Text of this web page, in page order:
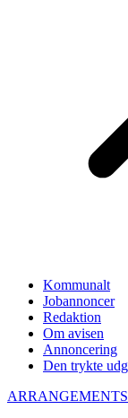
Kommunalt
Jobannoncer
Redaktion
Om avisen
Annoncering
Den trykte